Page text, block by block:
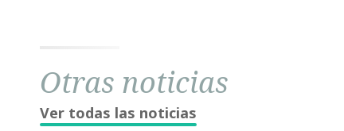
Otras noticias
Ver todas las noticias